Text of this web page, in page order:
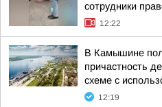
сотрудники
12:22
В Камышине
причастность
схеме с
12:19